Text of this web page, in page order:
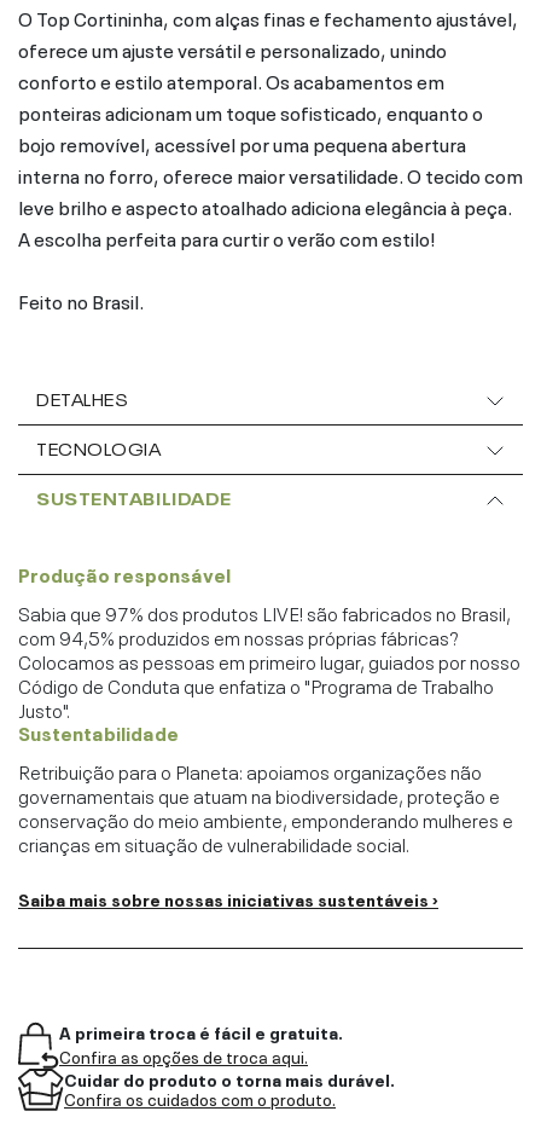
O Top Cortininha, com alças finas e fechamento ajustável,
oferece um ajuste versátil e personalizado, unindo
conforto e estilo atemporal. Os acabamentos em
ponteiras adicionam um toque sofisticado, enquanto o
bojo removível, acessível por uma pequena abertura
interna no forro, oferece maior versatilidade. O tecido com
leve brilho e aspecto atoalhado adiciona elegância à peça.
A escolha perfeita para curtir o verão com estilo!
Feito no Brasil.
DETALHES
TECNOLOGIA
SUSTENTABILIDADE
Produção responsável
Sabia que 97% dos produtos LIVE! são fabricados no Brasil,
com 94,5% produzidos em nossas próprias fábricas?
Colocamos as pessoas em primeiro lugar, guiados por nosso
Código de Conduta que enfatiza o "Programa de Trabalho
Justo".
Sustentabilidade
Retribuição para o Planeta: apoiamos organizações não
governamentais que atuam na biodiversidade, proteção e
conservação do meio ambiente, emponderando mulheres e
crianças em situação de vulnerabilidade social.
Saiba mais sobre nossas iniciativas sustentáveis ›
A primeira troca é fácil e gratuita.
Confira as opções de troca aqui.
Cuidar do produto o torna mais durável.
Confira os cuidados com o produto.